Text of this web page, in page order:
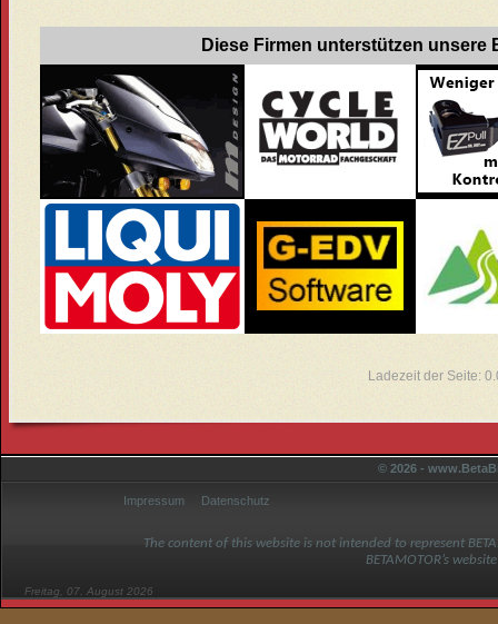
Diese Firmen unterstützen unsere
Ladezeit der Seite:
© 2026 -
Impressum Datenschutz
The content of this website is not intended to represent
BETAMOTOR’s
Freitag, 07. August 2026